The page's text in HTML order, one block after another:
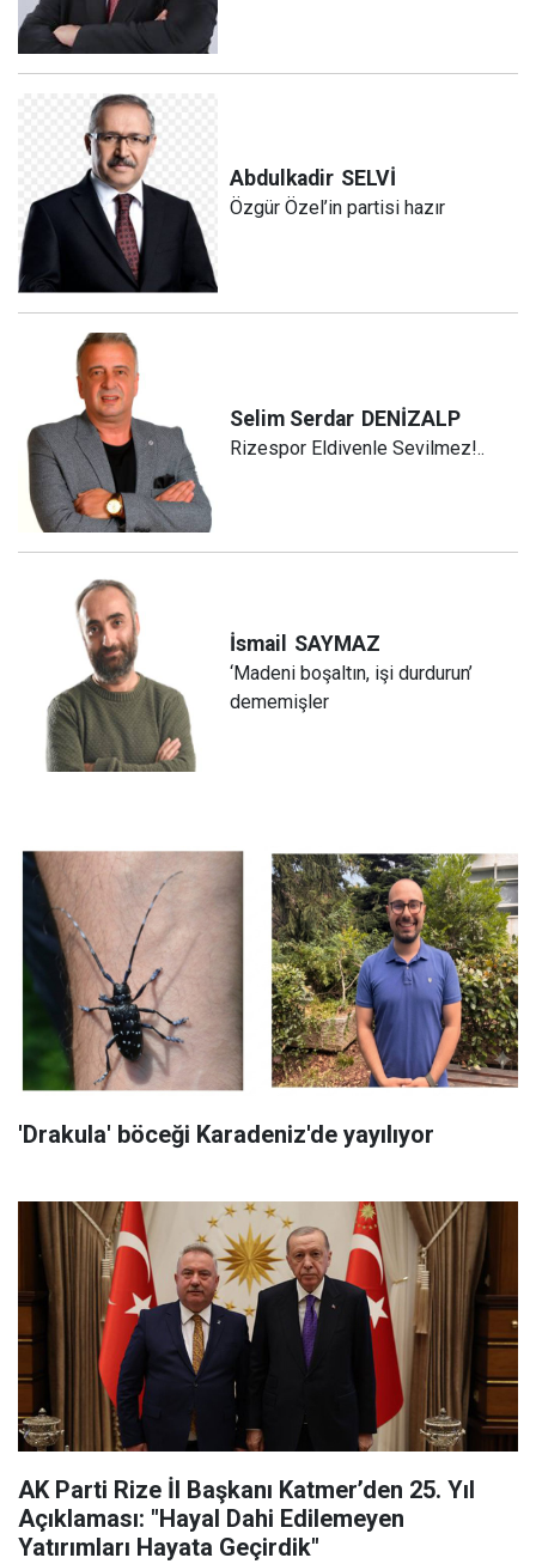
Abdulkadir SELVİ
Özgür Özel’in partisi hazır
Selim Serdar DENİZALP
Rizespor Eldivenle Sevilmez!..
İsmail SAYMAZ
‘Madeni boşaltın, işi durdurun’
dememişler
'Drakula' böceği Karadeniz'de yayılıyor
AK Parti Rize İl Başkanı Katmer’den 25. Yıl
Açıklaması: "Hayal Dahi Edilemeyen
Yatırımları Hayata Geçirdik"